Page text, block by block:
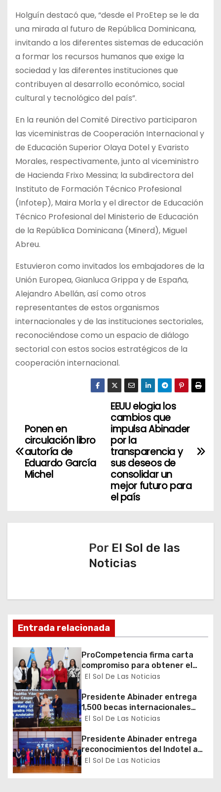
Holguín destacó que, “desde el ProEtep se le da
una mirada al futuro de República Dominicana,
invitando a los diferentes sistemas de educación
a formar los recursos humanos que exige la
sociedad y las diferentes instituciones que
contribuyen al desarrollo económico, social
cultural y tecnológico del país”.
En la reunión del Comité Directivo participaron
las viceministras de Cooperación Internacional y
de Educación Superior Olaya Dotel y Evaristo
Morales, respectivamente, junto al viceministro
de Hacienda Frixo Messina; la subdirectora del
Instituto de Formación Técnico Profesional
(Infotep), Maira Morla y el director de Educación
Técnico Profesional del Ministerio de Educación
de la República Dominicana (Minerd), Miguel
Abreu.
Estuvieron como invitados los embajadores de la
Unión Europea, Gianluca Grippa y de España,
Alejandro Abellán, así como otros
representantes de estos organismos
internacionales y de las instituciones sectoriales,
reconociéndose como un espacio de diálogo
sectorial con estos socios estratégicos de la
cooperación internacional.
v
n
d
e
e
n
t
r
a
d
EEUU elogia los
cambios que
impulsa Abinader
por la
transparencia y
sus deseos de
consolidar un
mejor futuro para
el país
Ponen en
circulación libro
autoría de
Eduardo García
Michel
Por El Sol de las
Noticias
Entrada relacionada
ProCompetencia firma carta
compromiso para obtener el
Sello Igualando RD para el
El Sol De Las Noticias
Presidente Abinader entrega
1,500 becas internacionales
para cursar programas de
especialización, maestrías y
doctorados en universidades
del extranjero
El Sol De Las Noticias
Presidente Abinader entrega
reconocimientos del Indotel a
más de 170 estudiantes
destacados en el concurso
El Sol De Las Noticias